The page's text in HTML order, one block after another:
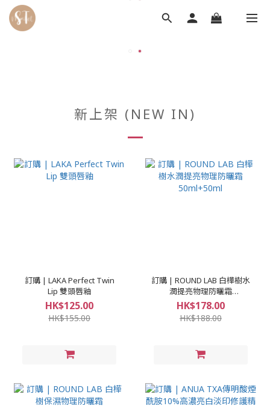
新上架 (NEW IN)
訂購 | LAKA Perfect Twin
Lip 雙頭唇釉
HK$125.00
HK$155.00
訂購 | ROUND LAB 白樺樹水
潤提亮物理防曬霜
50ml+50ml
HK$178.00
HK$188.00